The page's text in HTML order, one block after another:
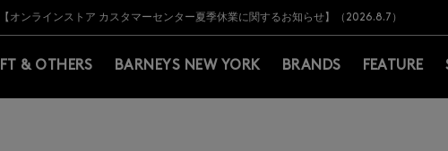
BARNEYS＞会員のお客様は11,000円（税込）以上のお買上げで常時送料無料！お買い物
【夏季休業に伴う出荷一時停止のお知らせ】(2026.8.7)
【オンラインストア カスタマーセンター夏季休業に関するお知らせ】（2026.8.7）
【夏季休業に伴う返品・交換承り一時停止のお知らせ】（2026.8.5）
熊本県を中心とした地震の影響によるお荷物のお届けについて
【開催中】SUMMER SALEのご案内・ご注意事項
BARNEYS＞会員のお客様は11,000円（税込）以上のお買上げで常時送料無料！お買い物
【夏季休業に伴う出荷一時停止のお知らせ】(2026.8.7)
& OTHERS BARNEYS NEW YORK BRANDS FEATURE